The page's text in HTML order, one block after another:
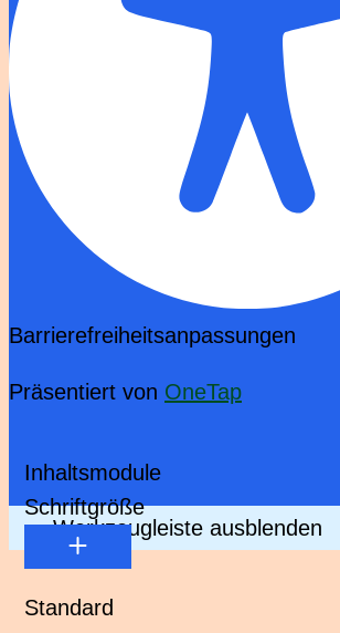
Barrierefreiheitsanpassungen
Präsentiert von OneTap
Werkzeugleiste ausblenden
Inhaltsmodule
Schriftgröße
Standard